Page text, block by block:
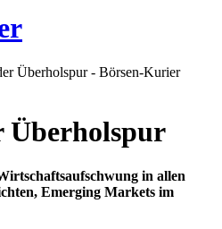
Überholspur - Börsen-Kurier
Überholspur
in allen
Emerging Markets im